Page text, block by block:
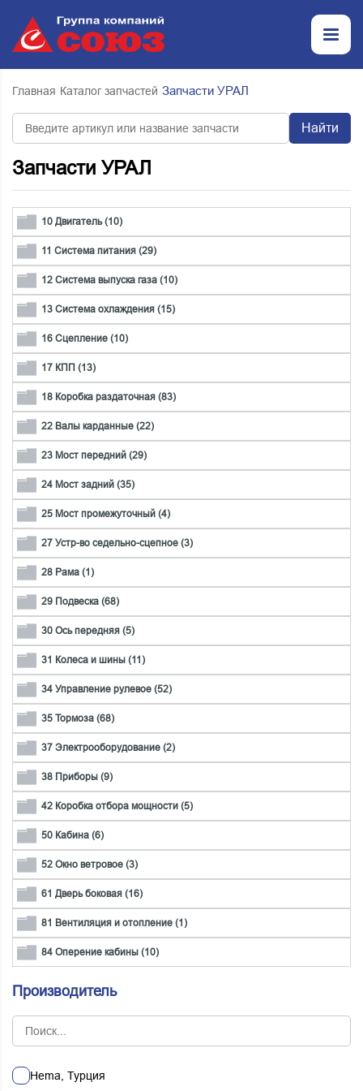
Главная Каталог запчастей Запчасти УРАЛ
Найти
Запчасти УРАЛ
10 Двигатель (10)
11 Система питания (29)
12 Система выпуска газа (10)
13 Система охлаждения (15)
16 Сцепление (10)
17 КПП (13)
18 Коробка раздаточная (83)
22 Валы карданные (22)
23 Мост передний (29)
24 Мост задний (35)
25 Мост промежуточный (4)
27 Устр-во седельно-сцепное (3)
28 Рама (1)
29 Подвеска (68)
30 Ось передняя (5)
31 Колеса и шины (11)
34 Управление рулевое (52)
35 Тормоза (68)
37 Электрооборудование (2)
38 Приборы (9)
42 Коробка отбора мощности (5)
50 Кабина (6)
52 Окно ветровое (3)
61 Дверь боковая (16)
81 Вентиляция и отопление (1)
84 Оперение кабины (10)
Производитель
Hema, Турция